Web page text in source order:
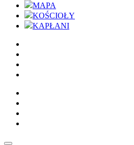
MAPA
KOŚCIOŁY
KAPŁANI